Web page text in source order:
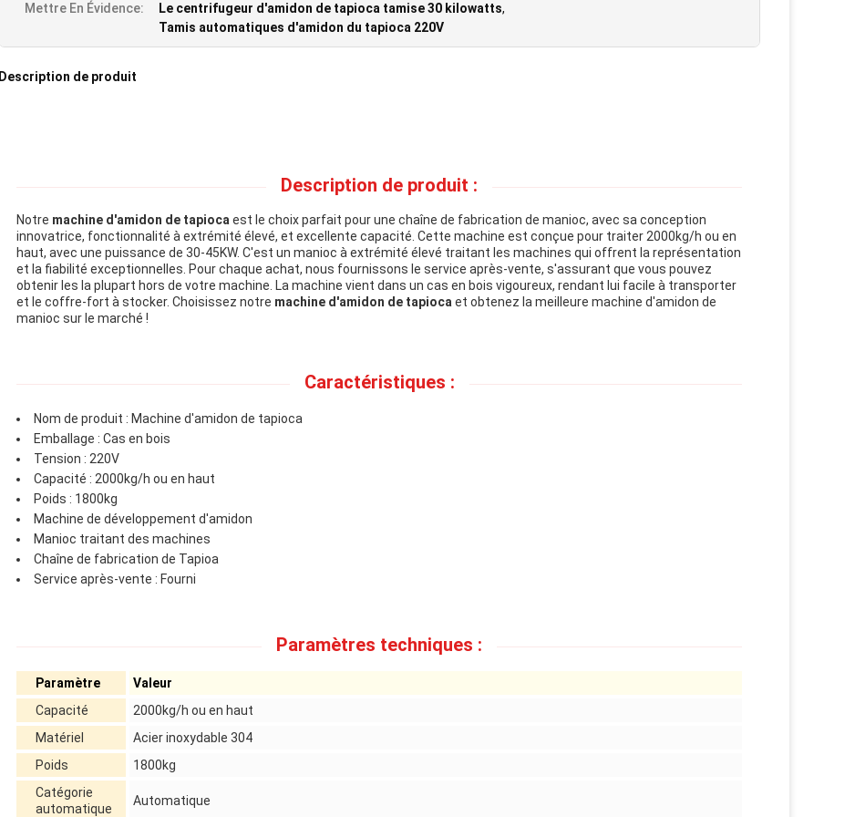
Mettre En Évidence:
Le centrifugeur d'amidon de tapioca tamise 30 kilowatts,
Tamis automatiques d'amidon du tapioca 220V
Description de produit
Description de produit :
Notre machine d'amidon de tapioca est le choix parfait pour une chaîne de fabrication de manioc, avec sa conception
innovatrice, fonctionnalité à extrémité élevé, et excellente capacité. Cette machine est conçue pour traiter 2000kg/h ou en
haut, avec une puissance de 30-45KW. C'est un manioc à extrémité élevé traitant les machines qui offrent la représentation
et la fiabilité exceptionnelles. Pour chaque achat, nous fournissons le service après-vente, s'assurant que vous pouvez
obtenir les la plupart hors de votre machine. La machine vient dans un cas en bois vigoureux, rendant lui facile à transporter
et le coffre-fort à stocker. Choisissez notre machine d'amidon de tapioca et obtenez la meilleure machine d'amidon de
manioc sur le marché !
Caractéristiques :
Nom de produit : Machine d'amidon de tapioca
Emballage : Cas en bois
Tension : 220V
Capacité : 2000kg/h ou en haut
Poids : 1800kg
Machine de développement d'amidon
Manioc traitant des machines
Chaîne de fabrication de Tapioa
Service après-vente : Fourni
Paramètres techniques :
Paramètre
Valeur
Capacité
2000kg/h ou en haut
Matériel
Acier inoxydable 304
Poids
1800kg
Catégorie
automatique
Automatique